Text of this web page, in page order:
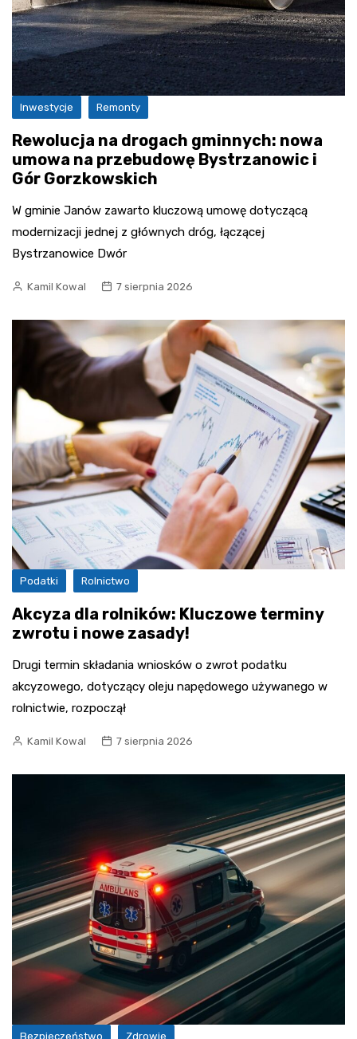
Inwestycje Remonty
Rewolucja na drogach gminnych: nowa
umowa na przebudowę Bystrzanowic i
Gór Gorzkowskich
W gminie Janów zawarto kluczową umowę dotyczącą
modernizacji jednej z głównych dróg, łączącej
Bystrzanowice Dwór
Kamil Kowal 7 sierpnia 2026
Podatki Rolnictwo
Akcyza dla rolników: Kluczowe terminy
zwrotu i nowe zasady!
Drugi termin składania wniosków o zwrot podatku
akcyzowego, dotyczący oleju napędowego używanego w
rolnictwie, rozpoczął
Kamil Kowal 7 sierpnia 2026
Bezpieczeństwo Zdrowie